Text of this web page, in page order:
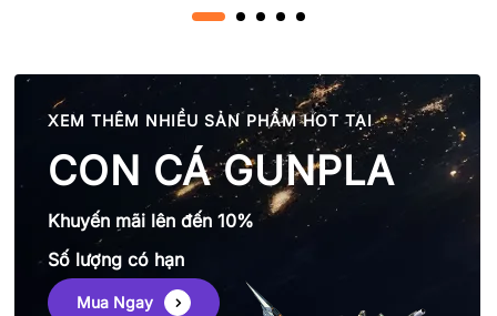
XEM THÊM NHIỀU SẢN PHẨM HOT TẠI
CON CÁ GUNPLA
Khuyến mãi lên đến 10%
Số lượng có hạn
Mua Ngay